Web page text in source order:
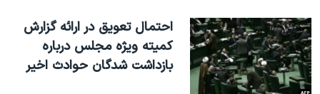
احتمال تعويق در ارائه گزارش
کميته ويژه مجلس درباره
بازداشت شدگان حوادث اخير